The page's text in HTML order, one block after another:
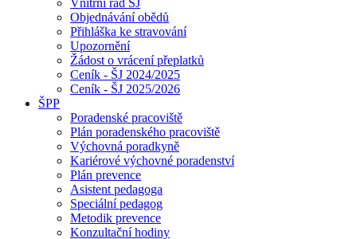
Vnitřní řád ŠJ
Objednávání obědů
Přihláška ke stravování
Upozornění
Žádost o vrácení přeplatků
Ceník - ŠJ 2024/2025
Ceník - ŠJ 2025/2026
ŠPP
Poradenské pracoviště
Plán poradenského pracoviště
Výchovná poradkyně
Kariérové výchovné poradenství
Plán prevence
Asistent pedagoga
Speciální pedagog
Metodik prevence
Konzultační hodiny